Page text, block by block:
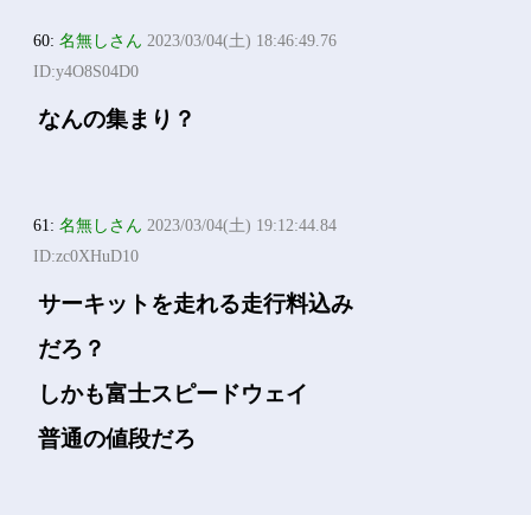
60:名無しさん 2023/03/04(土) 18:46:49.76
ID:y4O8S04D0
なんの集まり？
61:名無しさん 2023/03/04(土) 19:12:44.84
ID:zc0XHuD10
サーキットを走れる走行料込み
だろ？
しかも富士スピードウェイ
普通の値段だろ